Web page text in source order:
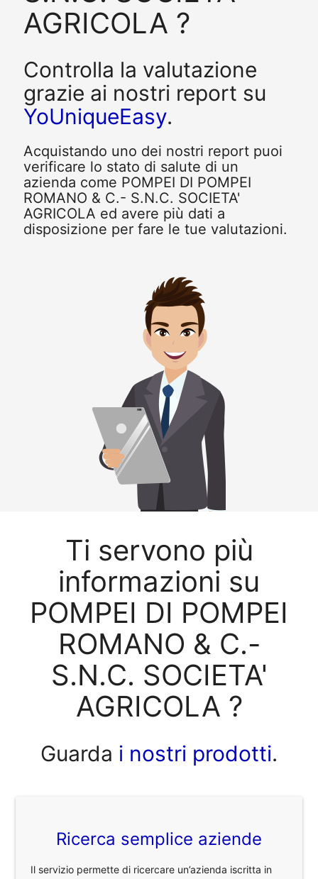
AGRICOLA ?
Controlla la valutazione
grazie ai nostri report su
YoUniqueEasy.
Acquistando uno dei nostri report puoi
verificare lo stato di salute di un
azienda come POMPEI DI POMPEI
ROMANO & C.- S.N.C. SOCIETA'
AGRICOLA ed avere più dati a
disposizione per fare le tue valutazioni.
Ti servono più
informazioni su
POMPEI DI POMPEI
ROMANO & C.-
S.N.C. SOCIETA'
AGRICOLA ?
Guarda i nostri prodotti.
Ricerca semplice aziende
Il servizio permette di ricercare un’azienda iscritta in